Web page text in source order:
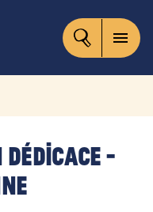
CONTENU
menu
-